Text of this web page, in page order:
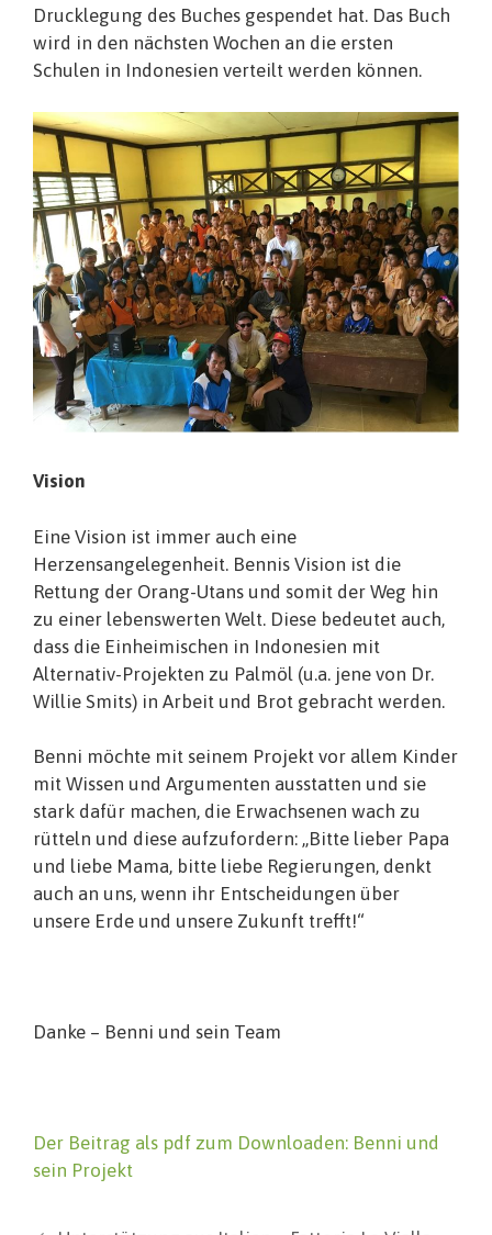
Drucklegung des Buches gespendet hat. Das Buch
wird in den nächsten Wochen an die ersten
Schulen in Indonesien verteilt werden können.
Vision
Eine Vision ist immer auch eine
Herzensangelegenheit. Bennis Vision ist die
Rettung der Orang-Utans und somit der Weg hin
zu einer lebenswerten Welt. Diese bedeutet auch,
dass die Einheimischen in Indonesien mit
Alternativ-Projekten zu Palmöl (u.a. jene von Dr.
Willie Smits) in Arbeit und Brot gebracht werden.
Benni möchte mit seinem Projekt vor allem Kinder
mit Wissen und Argumenten ausstatten und sie
stark dafür machen, die Erwachsenen wach zu
rütteln und diese aufzufordern: „Bitte lieber Papa
und liebe Mama, bitte liebe Regierungen, denkt
auch an uns, wenn ihr Entscheidungen über
unsere Erde und unsere Zukunft trefft!“
Danke – Benni und sein Team
Der Beitrag als pdf zum Downloaden: Benni und
sein Projekt